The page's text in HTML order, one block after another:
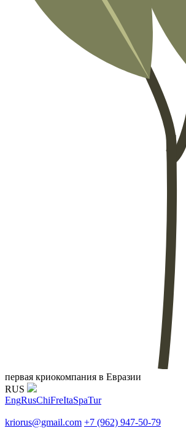
первая криокомпания в Евразии
RUS
EngRusChiFreItaSpaTur
kriorus@gmail.com +7 (962) 947-50-79